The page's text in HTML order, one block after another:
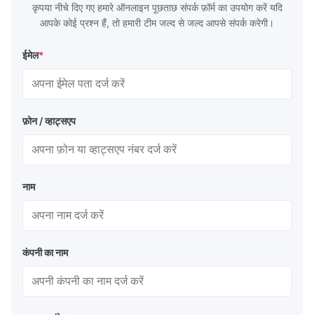
कृपया नीचे दिए गए हमारे ऑनलाइन पूछताछ संपर्क फ़ॉर्म का उपयोग करें यदि
आपके कोई प्रश्न हैं, तो हमारी टीम जल्द से जल्द आपसे संपर्क करेगी।
ईमेल*
फ़ोन / व्हाट्सएप
नाम
कंपनी का नाम